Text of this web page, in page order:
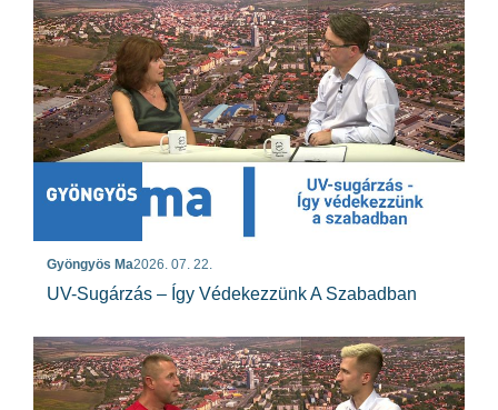
Gyöngyös Ma2026. 07. 22.
UV-Sugárzás – Így Védekezzünk A Szabadban